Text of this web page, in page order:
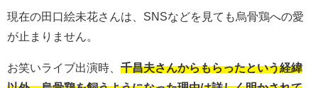
現在の田口絵未花さんは、SNSなどを見ても烏骨鶏への愛
が止まりません。
お笑いライブ出演時、 千昌夫さんからもらったという経緯